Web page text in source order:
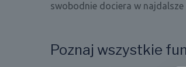
swobodnie dociera w
Poznaj wszystkie